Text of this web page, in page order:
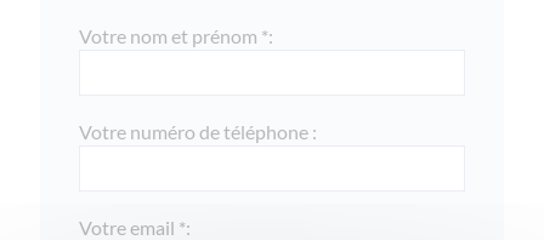
Votre nom et prénom *:
Votre numéro de téléphone :
Votre email *: